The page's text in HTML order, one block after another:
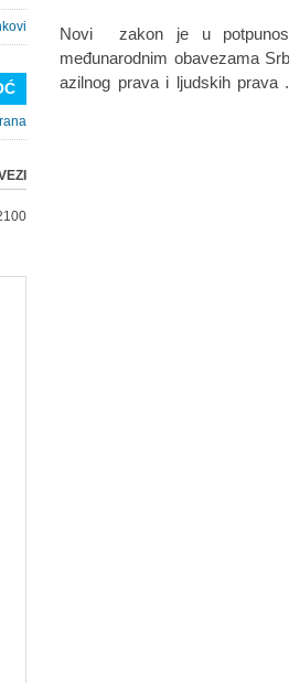
Novi zakon je u
međunarodnim obavezama
azilnog prava i ljudskih
2100 زائر، ولايوجد أعضاء